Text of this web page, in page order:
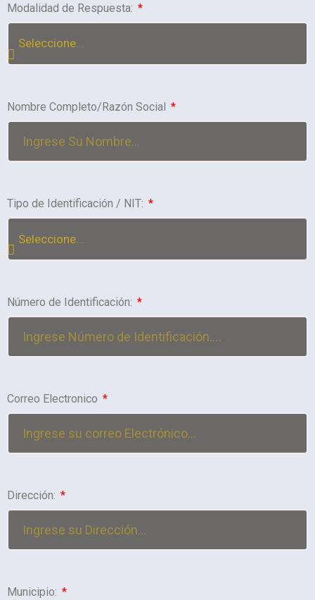
Modalidad de Respuesta:
Nombre Completo/Razón Social
Tipo de Identificación / NIT:
Número de Identificación:
Correo Electronico
Dirección:
Municipio: